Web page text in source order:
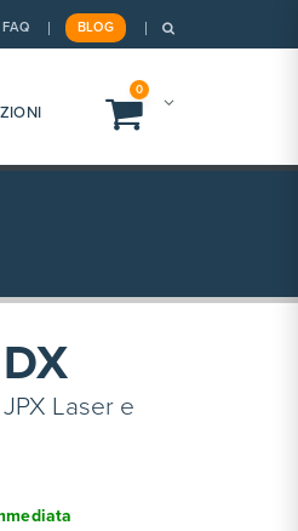
FAQ BLOG
0
Laser e